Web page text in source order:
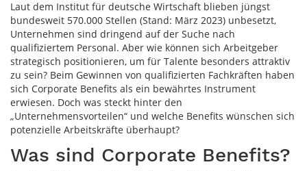
Laut dem Institut für deutsche Wirtschaft blieben jüngst
bundesweit 570.000 Stellen (Stand: März 2023) unbesetzt,
Unternehmen sind dringend auf der Suche nach
qualifiziertem Personal. Aber wie können sich Arbeitgeber
strategisch positionieren, um für Talente besonders attraktiv
zu sein? Beim Gewinnen von qualifizierten Fachkräften haben
sich Corporate Benefits als ein bewährtes Instrument
erwiesen. Doch was steckt hinter den
„Unternehmensvorteilen“ und welche Benefits wünschen sich
potenzielle Arbeitskräfte überhaupt?
Was sind Corporate Benefits?